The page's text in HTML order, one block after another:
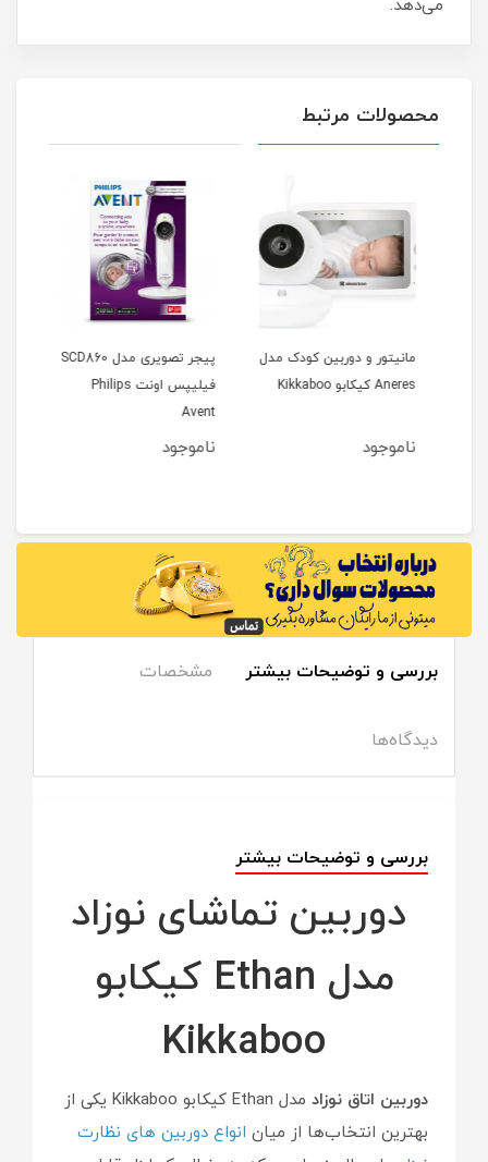
می‌دهد.
محصولات مرتبط
مانیتور و دوربین کودک مدل
Aneres کیکابو Kikkaboo
ناموجود
پیجر تصویری مدل SCD860
فیلیپس اونت Philips
Avent
ناموجود
بررسی و توضیحات بیشتر مشخصات
دیدگاه‌ها
بررسی و توضیحات بیشتر
دوربین تماشای نوزاد
مدل Ethan کیکابو
Kikkaboo
دوربین اتاق نوزاد
مدل Ethan کیکابو Kikkaboo یکی از
بهترین انتخاب‌ها از میان انواع دوربین های نظارت